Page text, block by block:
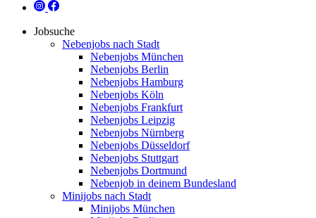
Jobsuche
Nebenjobs nach Stadt
Nebenjobs München
Nebenjobs Berlin
Nebenjobs Hamburg
Nebenjobs Köln
Nebenjobs Frankfurt
Nebenjobs Leipzig
Nebenjobs Nürnberg
Nebenjobs Düsseldorf
Nebenjobs Stuttgart
Nebenjobs Dortmund
Nebenjob in deinem Bundesland
Minijobs nach Stadt
Minijobs München